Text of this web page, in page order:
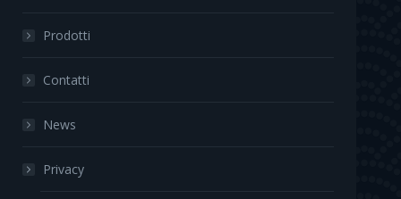
Prodotti
Contatti
News
Privacy